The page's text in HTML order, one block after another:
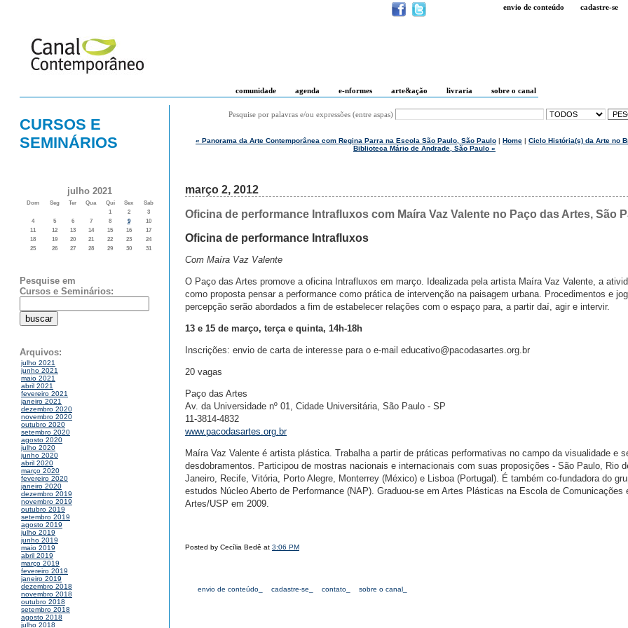
envio de conteúdo cadastre-se
comunidade agenda e-nformes arte&ação livraria sobre o canal
CURSOS E
SEMINÁRIOS
julho 2021
Dom Seg Ter Qua Qui Sex
Sab
1
2
3
4
5 6 7 8 9
10
11
12 13 14 15 16
17
18
19 20 21 22 23
24
25
26 27 28 29 30 31
Pesquise em
Cursos e Seminários:
Arquivos:
julho 2021
junho 2021
maio 2021
abril 2021
fevereiro 2021
janeiro 2021
dezembro 2020
novembro 2020
outubro 2020
setembro 2020
agosto 2020
julho 2020
junho 2020
abril 2020
março 2020
fevereiro 2020
janeiro 2020
dezembro 2019
novembro 2019
outubro 2019
setembro 2019
agosto 2019
julho 2019
junho 2019
maio 2019
abril 2019
março 2019
fevereiro 2019
janeiro 2019
dezembro 2018
novembro 2018
outubro 2018
setembro 2018
agosto 2018
julho 2018
Pesquise por palavras e/ou expressões (entre aspas)
« Panorama da Arte Contemporânea com Regina Parra na Escola São Paulo, São Paulo | Home | Ciclo História(s) da Arte no
Biblioteca Mário de Andrade, São Paulo »
março 2, 2012
Oficina de performance Intrafluxos com Maíra Vaz Valente no Paço das Artes, São
Oficina de performance Intrafluxos
Com Maíra Vaz Valente
O Paço das Artes promove a oficina Intrafluxos em março. Idealizada pela artista Maíra Vaz Valente, a
como proposta pensar a performance como prática de intervenção na paisagem urbana. Procedimentos e
percepção serão abordados a fim de estabelecer relações com o espaço para, a partir daí, agir e intervir.
13 e 15 de março, terça e quinta, 14h-18h
Inscrições: envio de carta de interesse para o e-mail educativo@pacodasartes.org.br
20 vagas
Paço das Artes
Av. da Universidade nº 01, Cidade Universitária, São Paulo - SP
11-3814-4832
www.pacodasartes.org.br
Maíra Vaz Valente é artista plástica. Trabalha a partir de práticas performativas no campo da visualidade e
desdobramentos. Participou de mostras nacionais e internacionais com suas proposições - São Paulo, Rio
Janeiro, Recife, Vitória, Porto Alegre, Monterrey (México) e Lisboa (Portugal). É também co-fundadora do
estudos Núcleo Aberto de Performance (NAP). Graduou-se em Artes Plásticas na Escola de Comunicações
Artes/USP em 2009.
Posted by Cecília Bedê at 3:06 PM
envio de conteúdo_ cadastre-se_ contato_ sobre o canal_